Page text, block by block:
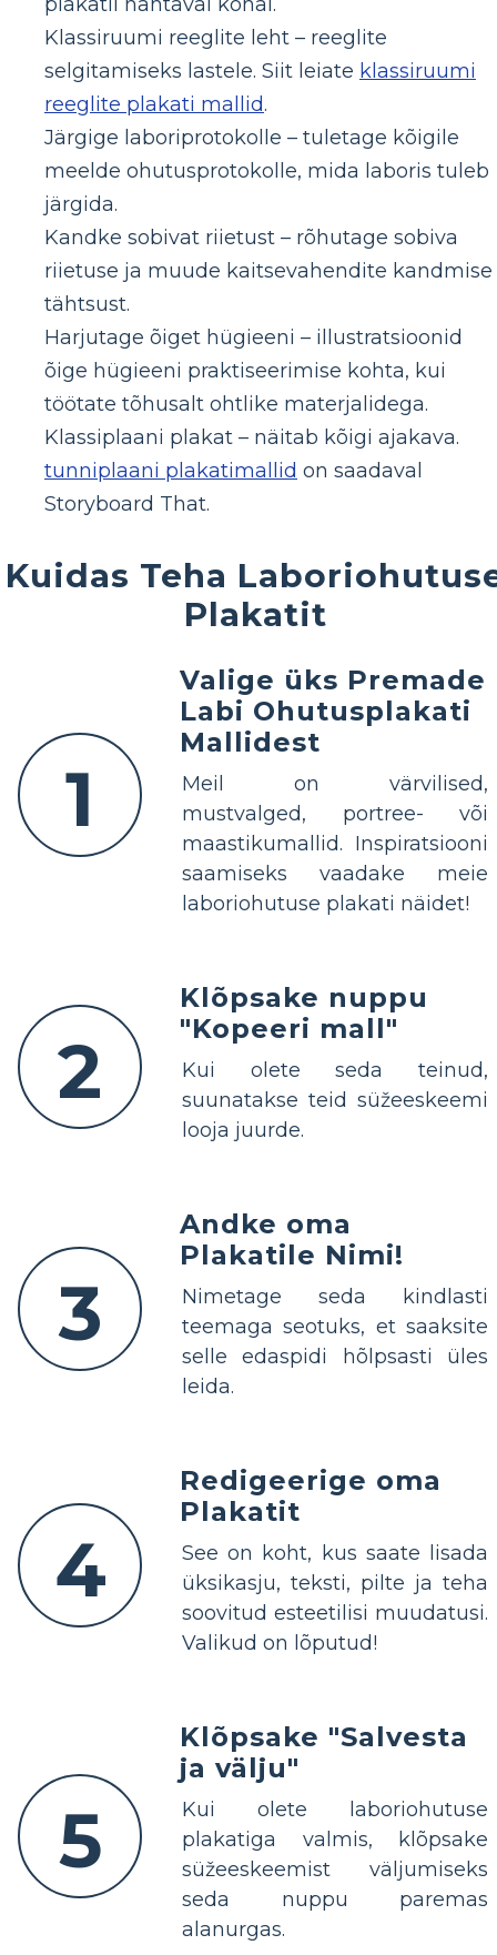
Klassiruumi reeglite leht – reeglite
selgitamiseks lastele. Siit leiate klassiruumi
reeglite plakati mallid.
Järgige laboriprotokolle – tuletage kõigile
meelde ohutusprotokolle, mida laboris tuleb
järgida.
Kandke sobivat riietust – rõhutage sobiva
riietuse ja muude kaitsevahendite kandmise
tähtsust.
Harjutage õiget hügieeni – illustratsioonid
õige hügieeni praktiseerimise kohta, kui
töötate tõhusalt ohtlike materjalidega.
Klassiplaani plakat – näitab kõigi ajakava.
tunniplaani plakatimallid on saadaval
Storyboard That.
Kuidas Teha
Plakatit
1
Valige üks Premade
Labi Ohutusplakati
Mallidest
Meil on värvilised,
mustvalged, portree- või
maastikumallid. Inspiratsiooni
saamiseks vaadake meie
laboriohutuse plakati näidet!
2
Klõpsake nuppu
"Kopeeri mall"
Kui olete seda teinud,
suunatakse teid süžeeskeemi
looja juurde.
3
Andke oma
Plakatile Nimi!
Nimetage seda kindlasti
teemaga seotuks, et saaksite
selle edaspidi hõlpsasti üles
leida.
4
Redigeerige oma
Plakatit
See on koht, kus saate lisada
üksikasju, teksti, pilte ja teha
soovitud esteetilisi muudatusi.
Valikud on lõputud!
5
Klõpsake "Salvesta
ja välju"
Kui olete laboriohutuse
plakatiga valmis, klõpsake
süžeeskeemist väljumiseks
seda nuppu paremas
alanurgas.